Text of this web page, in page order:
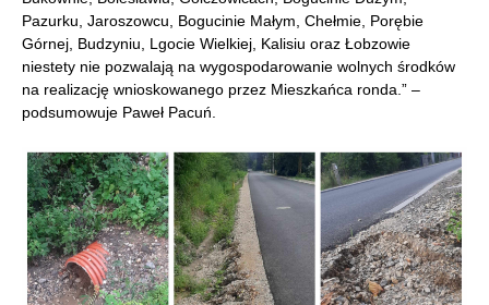
Pazurku, Jaroszowcu, Bogucinie Małym, Chełmie, Porębie
Górnej, Budzyniu, Lgocie Wielkiej, Kalisiu oraz Łobzowie
niestety nie pozwalają na wygospodarowanie wolnych środków
na realizację wnioskowanego przez Mieszkańca ronda.” –
podsumowuje Paweł Pacuń.